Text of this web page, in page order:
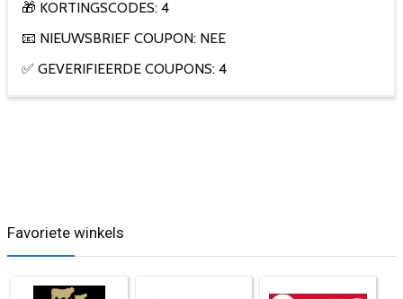
🎁 KORTINGSCODES: 4
📧 NIEUWSBRIEF COUPON: NEE
✅ GEVERIFIEERDE COUPONS: 4
Favoriete winkels